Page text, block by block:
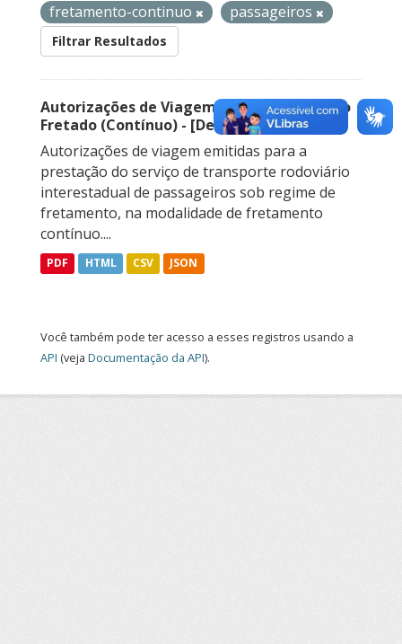
fretamento-continuo
passageiros
Filtrar Resultados
Autorizações de Viagem Nacional – Serviço
Fretado (Contínuo) - [Descontinuado]
Autorizações de viagem emitidas para a
prestação do serviço de transporte rodoviário
interestadual de passageiros sob regime de
fretamento, na modalidade de fretamento
contínuo....
PDF HTML CSV JSON
Você também pode ter acesso a esses registros usando a
API (veja Documentação da API).